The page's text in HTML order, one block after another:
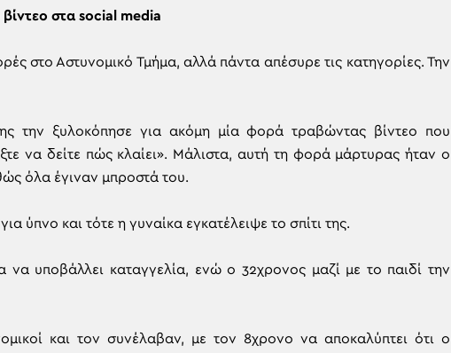
στα social media
στο Αστυνομικό Τμήμα, αλλά πάντα απέσυρε τις κατηγορίες. Την
την ξυλοκόπησε για ακόμη μία φορά τραβώντας βίντεο που
να δείτε πώς κλαίει». Μάλιστα, αυτή τη φορά μάρτυρας ήταν ο
όλα έγιναν μπροστά του.
ύπνο και τότε η γυναίκα εγκατέλειψε το σπίτι της.
να υποβάλλει καταγγελία, ενώ ο 32χρονος μαζί με το παιδί την
και τον συνέλαβαν, με τον 8χρονο να αποκαλύπτει ότι ο